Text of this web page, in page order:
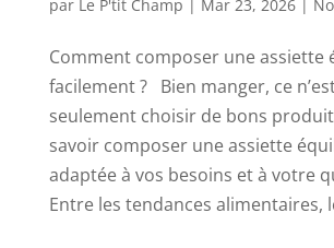
par Le P'tit Champ Mar 23, 2026|
Comment composer une assiette
facilement ? Bien manger, ce
seulement choisir de bons
savoir composer une assiette
adaptée à vos besoins et à votre
Entre les tendances alimentaires,